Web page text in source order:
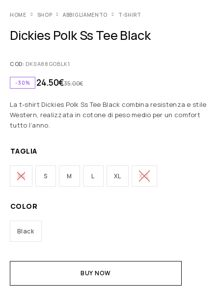
HOME SHOP ABBIGLIAMENTO T-SHIRT
Dickies Polk Ss Tee Black
COD: DK0A88GOBLK1
-30% 35.00€
24.50€
La t-shirt Dickies Polk Ss Tee Black combina resistenza e stile
Western, realizzata in cotone di peso medio per un comfort
tutto l’anno.
TAGLIA
XS S M L XL XXL
COLOR
Black
BUY NOW